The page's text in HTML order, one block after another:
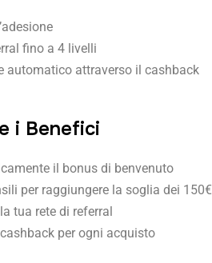
fino a 4 livelli
automatico attraverso il cashback
i Benefici
il bonus di benvenuto
per raggiungere la soglia dei 150€
tua rete di referral
per ogni acquisto​